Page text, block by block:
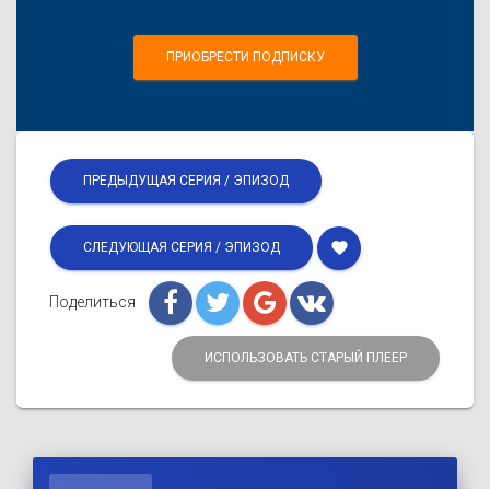
ПРИОБРЕСТИ ПОДПИСКУ
ПРЕДЫДУЩАЯ СЕРИЯ / ЭПИЗОД
СЛЕДУЮЩАЯ СЕРИЯ / ЭПИЗОД favorite
Поделиться
ИСПОЛЬЗОВАТЬ СТАРЫЙ ПЛЕЕР